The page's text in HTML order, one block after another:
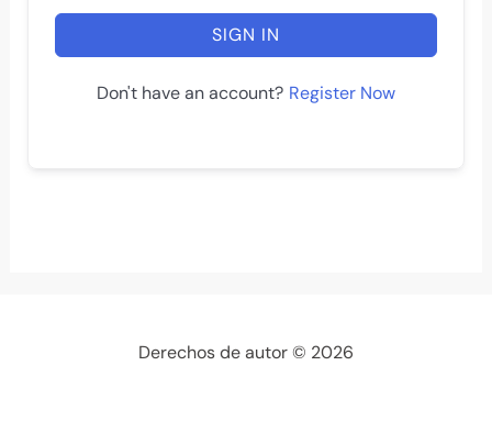
SIGN IN
Don't have an account? Register Now
Derechos de autor © 2026